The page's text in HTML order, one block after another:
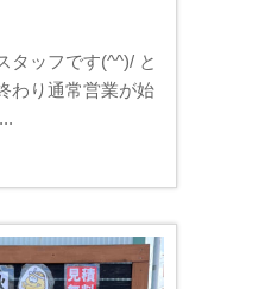
タッフです(^^)/ と
わり通常営業が始